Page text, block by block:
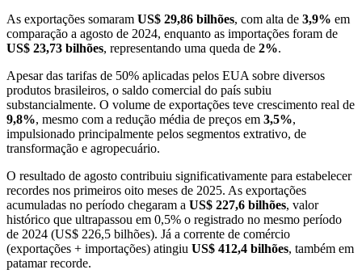
As exportações somaram US$ 29,86 bilhões, com alta de 3,9% em
comparação a agosto de 2024, enquanto as importações foram de
US$ 23,73 bilhões, representando uma queda de 2%.
Apesar das tarifas de 50% aplicadas pelos EUA sobre diversos
produtos brasileiros, o saldo comercial do país subiu
substancialmente. O volume de exportações teve crescimento real de
9,8%, mesmo com a redução média de preços em 3,5%,
impulsionado principalmente pelos segmentos extrativo, de
transformação e agropecuário.
O resultado de agosto contribuiu significativamente para estabelecer
recordes nos primeiros oito meses de 2025. As exportações
acumuladas no período chegaram a US$ 227,6 bilhões, valor
histórico que ultrapassou em 0,5% o registrado no mesmo período
de 2024 (US$ 226,5 bilhões). Já a corrente de comércio
(exportações + importações) atingiu US$ 412,4 bilhões, também em
patamar recorde.